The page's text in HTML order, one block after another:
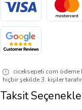
ciceksepeti.com
hiçbir şekilde 3. kişiler
Taksit